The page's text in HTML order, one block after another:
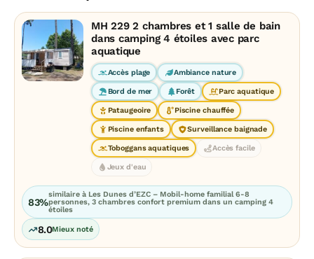
MH 229 2 chambres et 1 salle de bain
dans camping 4 étoiles avec parc
aquatique
Accès plage Ambiance nature
Bord de mer Forêt Parc aquatique
Pataugeoire Piscine chauffée
Piscine enfants Surveillance baignade
Toboggans aquatiques Accès facile
Jeux d'eau
83%
similaire à Les Dunes d’EZC – Mobil-home familial 6-8
personnes, 3 chambres confort premium dans un camping 4
étoiles
8.0Mieux noté